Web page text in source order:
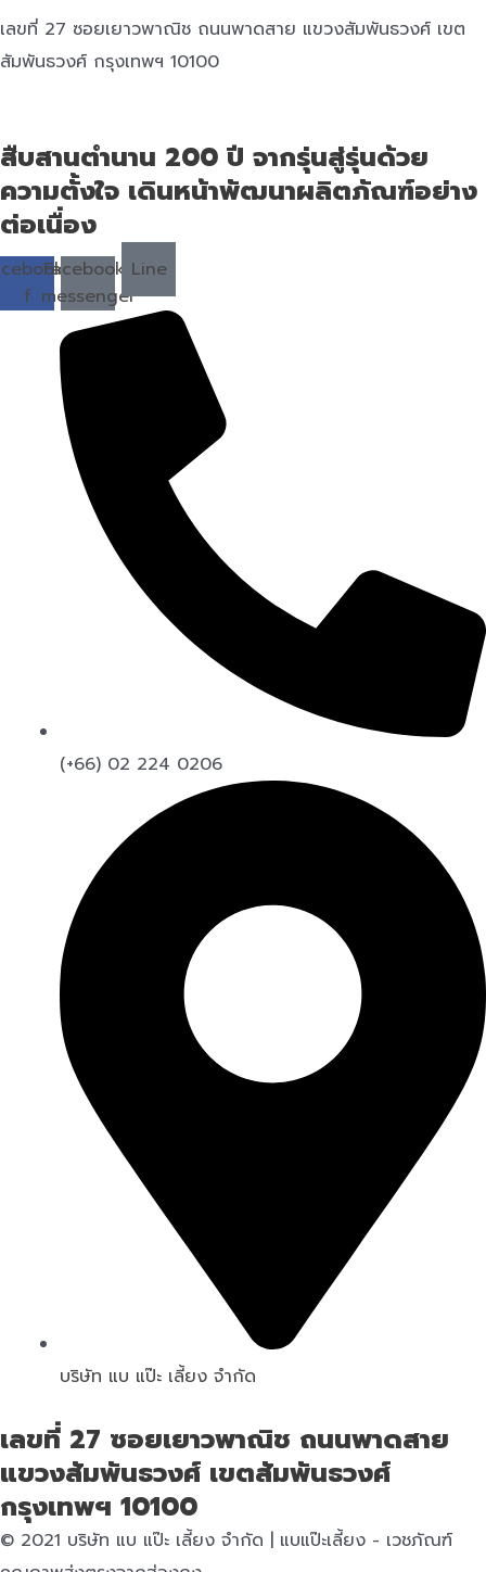
เลขที่ 27 ซอยเยาวพาณิช ถนนพาดสาย แขวงสัมพันธวงศ์ เขต
สัมพันธวงศ์ กรุงเทพฯ 10100
สืบสานตำนาน 200 ปี จากรุ่นสู่รุ่นด้วย
ความตั้งใจ เดินหน้าพัฒนาผลิตภัณฑ์อย่าง
ต่อเนื่อง
f
Facebook-
messenger
Line
(+66) 02 224 0206
บริษัท แบ แป๊ะ เลี้ยง จำกัด
เลขที่ 27 ซอยเยาวพาณิช ถนนพาดสาย
แขวงสัมพันธวงศ์ เขตสัมพันธวงศ์
กรุงเทพฯ 10100
© 2021 บริษัท แบ แป๊ะ เลี้ยง จำกัด | แบแป๊ะเลี้ยง - เวชภัณฑ์